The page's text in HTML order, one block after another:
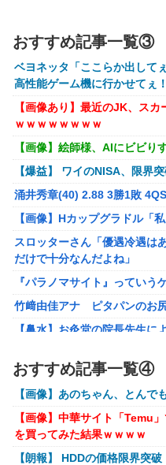
オコエ瑠偉、メキシコに
ヶ月間止まって消息不明に
町の弁当屋「申し訳ない
代を値上げするわ」
パパ活不倫を暴露された
面白すぎるｗｗｗｗｗｗ
【悲報】黒人、卑怯すぎ
【悲報】有名漫画家、が
した。肝臓に転移も見ら
【ROBOT魂】 88,000の
気すぎる…
ブラッドボーン全クリし
【ナイトレイン】 舐め腐
「俺って面白いやろ？」
【画像】『金田一少年の
位がこちら！
【ウマ娘】夜に食べるア
ち。
【にじさんじ】本日20時
おすすめ記事一覧③
ベヨネッタ「ここらか出して
高性能ゲーム機に行かせてぇ！
【画像あり】最近のJK、ス
ｗｗｗｗｗｗｗｗ
【画像】絵師様、AIにビビり
【爆益】 ワイのNISA、限界
涌井秀章(40) 2.88 3勝1敗
【画像】Hカップグラドル「
スロッターさん「優遇冷遇は
だけで十分なんだよね」
『パラノマサイト』っていう
竹﨑由佳アナ ピタパンのお
【鼻水】お灸堂の院長先生
メディア「Switch2版『モン
1440p動作」
【艦これ】E4とE5はどっち
ンって聞いたんだけど
【艦これ】今から提督に着任
おすすめ記事一覧④
【画像】あのちゃん、とんで
【画像】中華サイト「Temu
を買ってみた結果ｗｗｗｗ
【朗報】 HDDの価格限界突